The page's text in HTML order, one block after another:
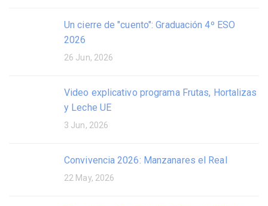
Un cierre de "cuento": Graduación 4º ESO
2026
26 Jun, 2026
Video explicativo programa Frutas, Hortalizas
y Leche UE
3 Jun, 2026
Convivencia 2026: Manzanares el Real
22 May, 2026